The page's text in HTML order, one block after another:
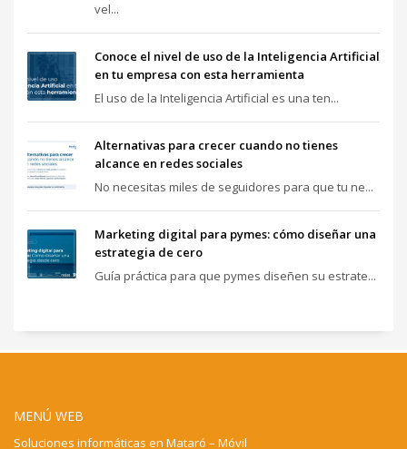
vel...
Conoce el nivel de uso de la Inteligencia Artificial
en tu empresa con esta herramienta
El uso de la Inteligencia Artificial es una ten...
Alternativas para crecer cuando no tienes
alcance en redes sociales
No necesitas miles de seguidores para que tu ne...
Marketing digital para pymes: cómo diseñar una
estrategia de cero
Guía práctica para que pymes diseñen su estrate...
MENÚ WEB
Soluciones informáticas en Mataró – Móvil